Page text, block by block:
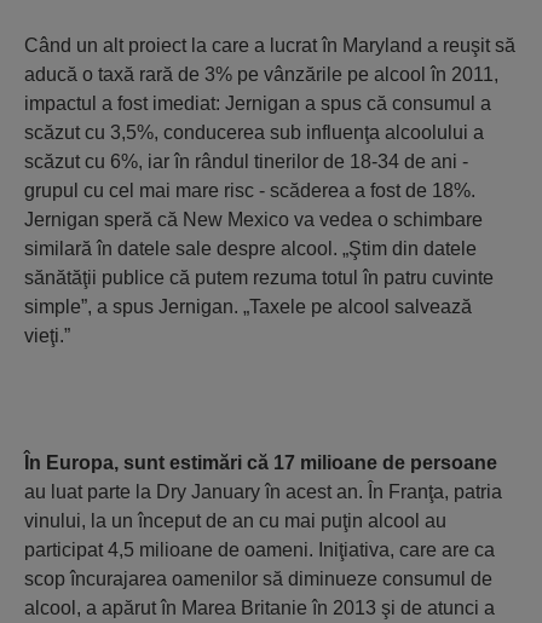
Când un alt proiect la care a lucrat în Maryland a reuşit să
aducă o taxă rară de 3% pe vânzările pe alcool în 2011,
impactul a fost imediat: Jernigan a spus că consumul a
scăzut cu 3,5%, conducerea sub influenţa alcoolului a
scăzut cu 6%, iar în rândul tinerilor de 18-34 de ani -
grupul cu cel mai mare risc - scăderea a fost de 18%.
Jernigan speră că New Mexico va vedea o schimbare
similară în datele sale despre alcool. „Ştim din datele
sănătăţii publice că putem rezuma totul în patru cuvinte
simple”, a spus Jernigan. „Taxele pe alcool salvează
vieţi.”
În Europa, sunt estimări că 17 milioane de persoane
au luat parte la Dry January în acest an. În Franţa, patria
vinului, la un început de an cu mai puţin alcool au
participat 4,5 milioane de oameni. Iniţiativa, care are ca
scop încurajarea oamenilor să diminueze consumul de
alcool, a apărut în Marea Britanie în 2013 şi de atunci a